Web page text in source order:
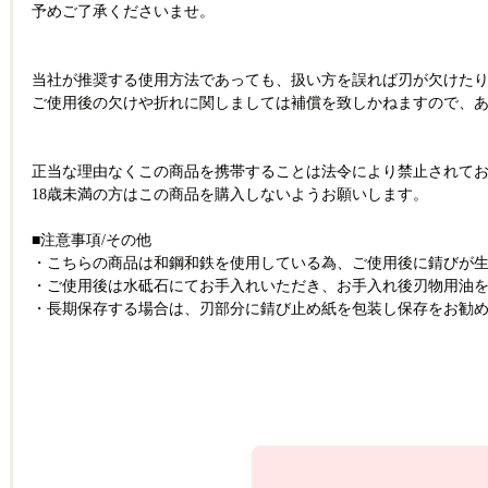
予めご了承くださいませ。
当社が推奨する使用方法であっても、扱い方を誤れば刃が欠けた
ご使用後の欠けや折れに関しましては補償を致しかねますので、
正当な理由なくこの商品を携帯することは法令により禁止されて
18歳未満の方はこの商品を購入しないようお願いします。
■注意事項/その他
・こちらの商品は和鋼和鉄を使用している為、ご使用後に錆びが
・ご使用後は水砥石にてお手入れいただき、お手入れ後刃物用油
・長期保存する場合は、刃部分に錆び止め紙を包装し保存をお勧